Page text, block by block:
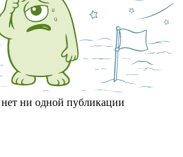
ни одной публикации